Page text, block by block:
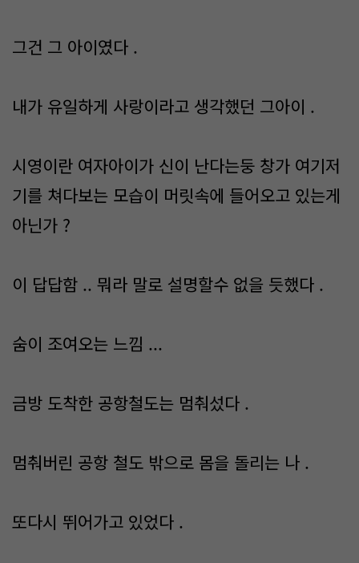
그건 그 아이였다 .
내가 유일하게 사랑이라고 생각했던 그아이 .
시영이란 여자아이가 신이 난다는둥 창가 여기저
기를 쳐다보는 모습이 머릿속에 들어오고 있는게
아닌가 ?
이 답답함 .. 뭐라 말로 설명할수 없을 듯했다 .
숨이 조여오는 느낌 ...
금방 도착한 공항철도는 멈춰섰다 .
멈춰버린 공항 철도 밖으로 몸을 돌리는 나 .
또다시 뛰어가고 있었다 .